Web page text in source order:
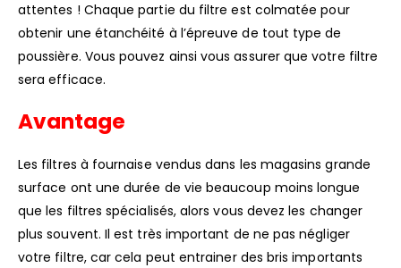
attentes ! Chaque partie du filtre est colmatée pour
obtenir une étanchéité à l’épreuve de tout type de
poussière. Vous pouvez ainsi vous assurer que votre filtre
sera efficace.
Avantage
Les filtres à fournaise vendus dans les magasins grande
surface ont une durée de vie beaucoup moins longue
que les filtres spécialisés, alors vous devez les changer
plus souvent. Il est très important de ne pas négliger
votre filtre, car cela peut entrainer des bris importants